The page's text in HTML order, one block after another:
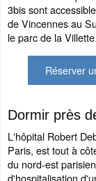
3bis sont
de Vincennes au
le parc de la
Réserver
Dormir près
L'hôpital Robert
Paris, est tout à
du nord-est
d'hospitalisation